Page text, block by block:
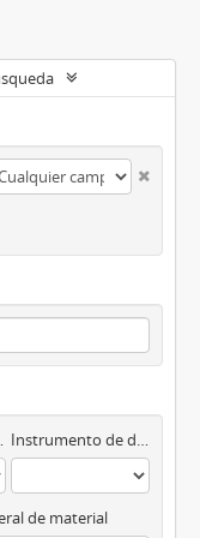
Instrumento de descripción
de material